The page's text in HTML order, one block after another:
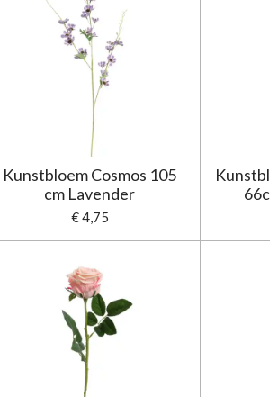
Kunstbloem Cosmos 105
cm Lavender
€ 4,75